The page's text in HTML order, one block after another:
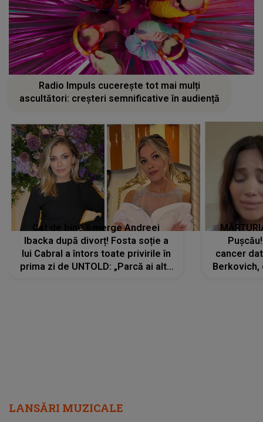
Radio Impuls cucerește tot mai mulți
ascultători: creșteri semnificative în audiență
Cât de bine îi merge Andreei
Ibacka după divorț! Fosta soție a
lui Cabral a întors toate privirile în
prima zi de UNTOLD: „Parcă ai altă
cancer
LANSĂRI MUZICALE